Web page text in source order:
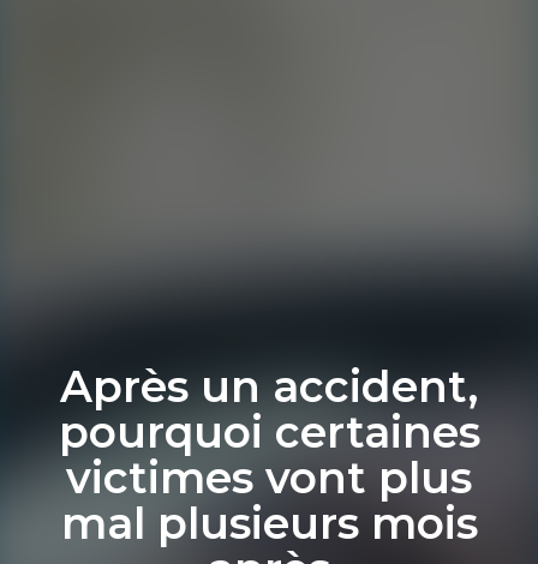
Après un accident,
pourquoi certaines
victimes vont plus
mal plusieurs mois